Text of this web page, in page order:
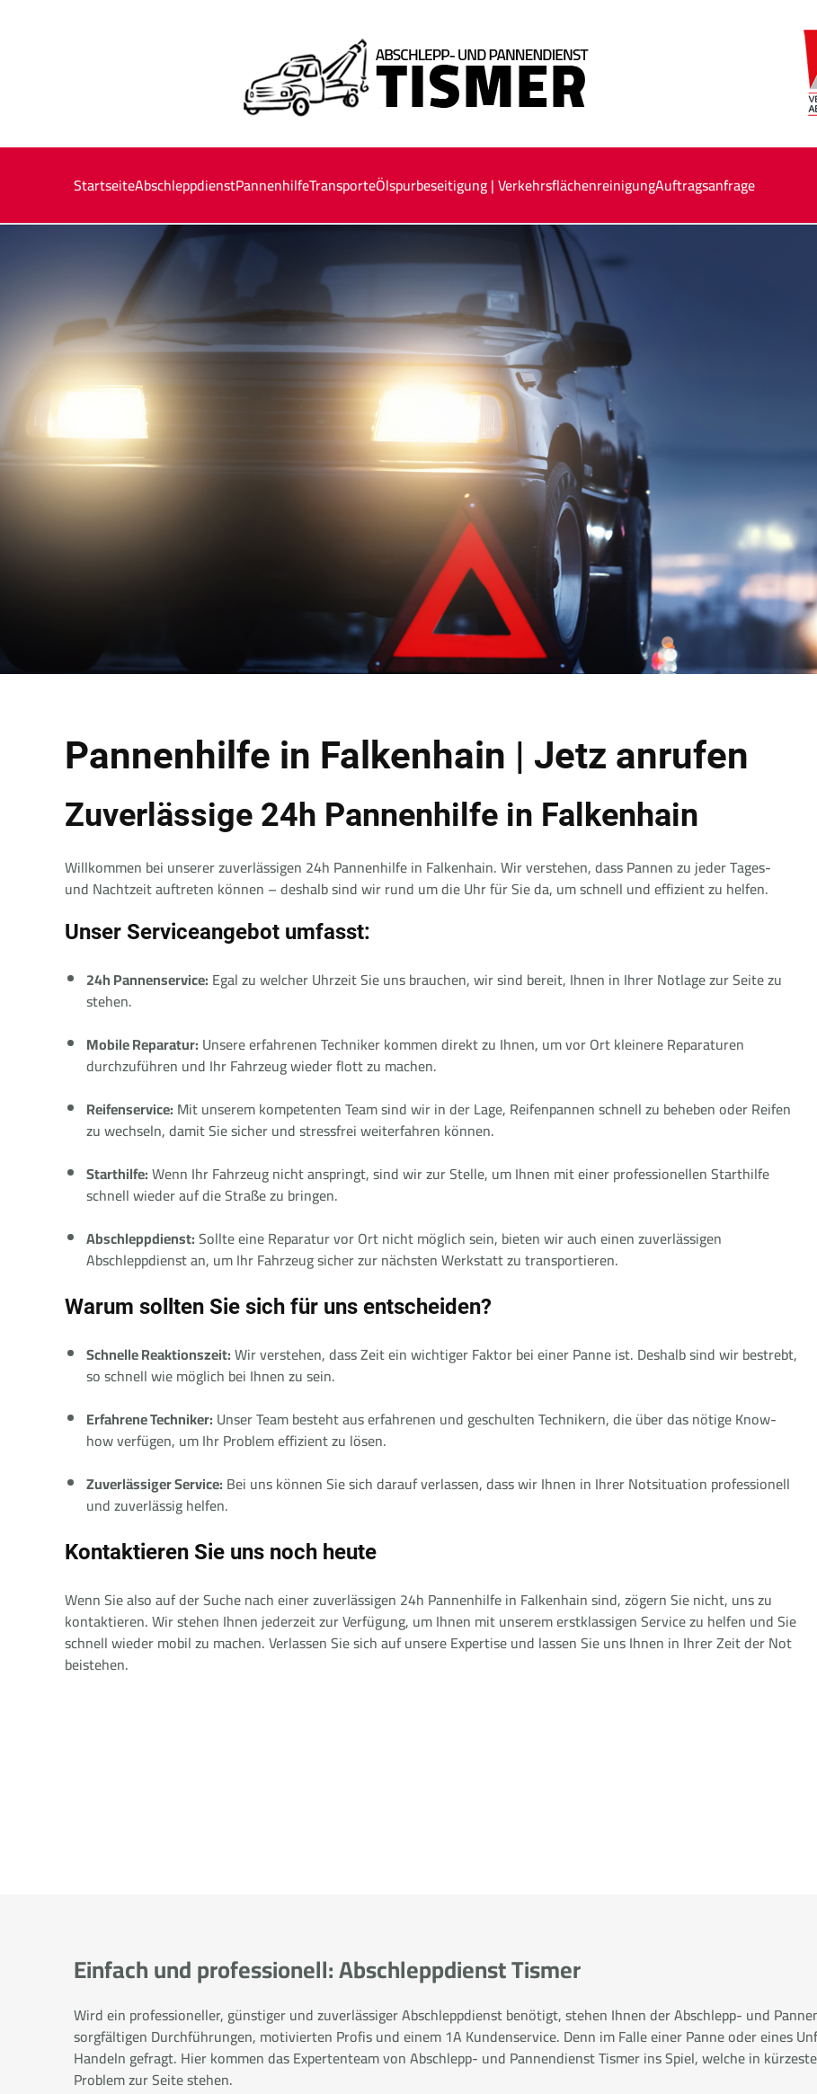
StartseiteAbschleppdienstPannenhilfeTransporteÖlspurbeseitigung | VerkehrsflächenreinigungAuftragsanfrage
Pannenhilfe in Falkenhain | Jetz anrufen
Zuverlässige 24h Pannenhilfe in Falkenhain
Willkommen bei unserer zuverlässigen 24h Pannenhilfe in Falkenhain. Wir verstehen, dass Pannen zu jeder Tages-
und Nachtzeit auftreten können – deshalb sind wir rund um die Uhr für Sie da, um schnell und effizient zu helfen.
Unser Serviceangebot umfasst:
24h Pannenservice: Egal zu welcher Uhrzeit Sie uns brauchen, wir sind bereit, Ihnen in Ihrer Notlage zur Seite zu
stehen.
Mobile Reparatur: Unsere erfahrenen Techniker kommen direkt zu Ihnen, um vor Ort kleinere Reparaturen
durchzuführen und Ihr Fahrzeug wieder flott zu machen.
Reifenservice: Mit unserem kompetenten Team sind wir in der Lage, Reifenpannen schnell zu beheben oder Reifen
zu wechseln, damit Sie sicher und stressfrei weiterfahren können.
Starthilfe:Wenn Ihr Fahrzeug nicht anspringt, sind wir zur Stelle, um Ihnen mit einer professionellen Starthilfe
schnell wieder auf die Straße zu bringen.
Abschleppdienst:Sollte eine Reparatur vor Ort nicht möglich sein, bieten wir auch einen zuverlässigen
Abschleppdienst an, um Ihr Fahrzeug sicher zur nächsten Werkstatt zu transportieren.
Warum sollten Sie sich für uns entscheiden?
Schnelle Reaktionszeit:Wir verstehen, dass Zeit ein wichtiger Faktor bei einer Panne ist. Deshalb sind wir bestrebt,
so schnell wie möglich bei Ihnen zu sein.
Erfahrene Techniker: Unser Team besteht aus erfahrenen und geschulten Technikern, die über das nötige Know-
how verfügen, um Ihr Problem effizient zu lösen.
Zuverlässiger Service: Bei uns können Sie sich darauf verlassen, dass wir Ihnen in Ihrer Notsituation professionell
und zuverlässig helfen.
Kontaktieren Sie uns noch heute
Wenn Sie also auf der Suche nach einer zuverlässigen 24h Pannenhilfe in Falkenhain sind, zögern Sie nicht, uns zu
kontaktieren. Wir stehen Ihnen jederzeit zur Verfügung, um Ihnen mit unserem erstklassigen Service zu helfen und Sie
schnell wieder mobil zu machen. Verlassen Sie sich auf unsere Expertise und lassen Sie uns Ihnen in Ihrer Zeit der Not
beistehen.
Einfach und professionell: Abschleppdienst Tismer
Wird ein professioneller, günstiger und zuverlässiger Abschleppdienst benötigt, stehen Ihnen der Abschlepp- und
sorgfältigen Durchführungen, motivierten Profis und einem 1A Kundenservice. Denn im Falle einer Panne oder eines
Handeln gefragt. Hier kommen das Expertenteam von Abschlepp- und Pannendienst Tismer ins Spiel, welche in
Problem zur Seite stehen.